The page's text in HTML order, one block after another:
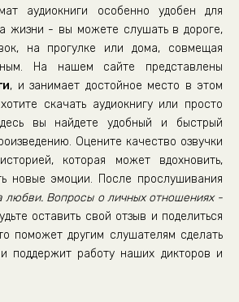
аудиокниги особенно удобен для
жизни - вы можете слушать в дороге,
на прогулке или дома, совмещая
На нашем сайте представлены
, и занимает достойное место в этом
скачать аудиокнигу или просто
вы найдете удобный и быстрый
Оцените качество озвучки
которая может вдохновить,
новые эмоции. После прослушивания
любви. Вопросы о личных отношениях -
оставить свой отзыв и поделиться
поможет другим слушателям сделать
поддержит работу наших дикторов и